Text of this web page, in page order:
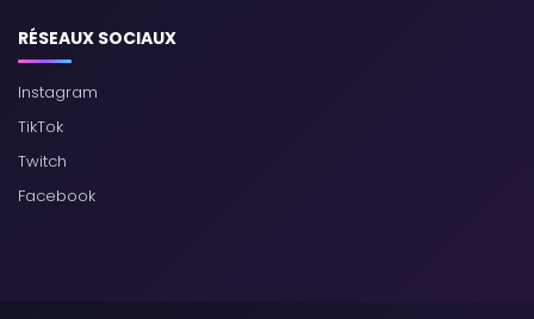
RÉSEAUX SOCIAUX
Instagram
TikTok
Twitch
Facebook